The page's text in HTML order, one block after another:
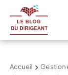
Accueil Gestion